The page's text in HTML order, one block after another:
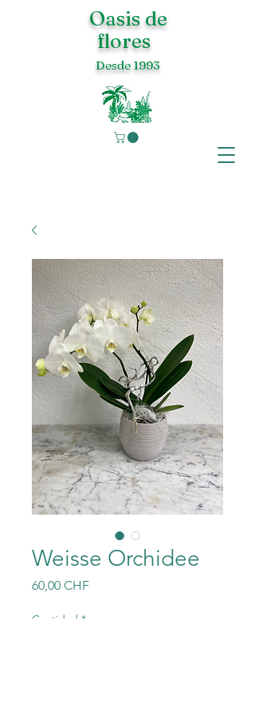
Oasis de
flores
Desde 1993
Weisse Orchidee
60,00 CHFPrecio
Cantidad *